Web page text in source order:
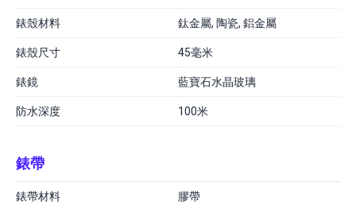
錶殼材料 鈦金屬, 陶瓷, 鋁金屬
錶殼尺寸 45毫米
錶鏡 藍寶石水晶玻璃
防水深度 100米
錶帶
錶帶材料 膠帶